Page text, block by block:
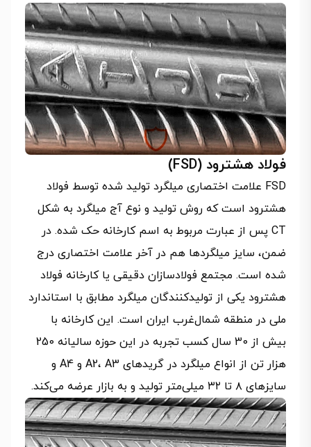
فولاد هشترود (FSD)
FSD علامت اختصاری میلگرد تولید شده توسط فولاد
هشترود است که روش تولید و نوع آج میلگرد به شکل
CT پس از عبارت مربوط به اسم کارخانه حک شده. در
ضمن، سایز میلگردها هم در آخر علامت اختصاری درج
شده است. مجتمع فولادسازان دقیقی یا کارخانه فولاد
هشترود یکی از تولیدکنندگان میلگرد مطابق با استاندارد
ملی در منطقه شمال‌غرب ایران است. این کارخانه با
بیش از 30 سال کسب تجربه در این حوزه سالیانه 250
هزار تن از انواع میلگرد در گریدهای A2، A3 و A4 و
سایزهای ۸ تا ۳۲ میلی‌متر تولید و به بازار عرضه می‌کند.